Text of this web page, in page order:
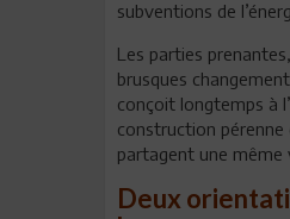
subventions de
Les parties
brusques
conçoit longtemps à
construction pérenne
partagent une même
Deux